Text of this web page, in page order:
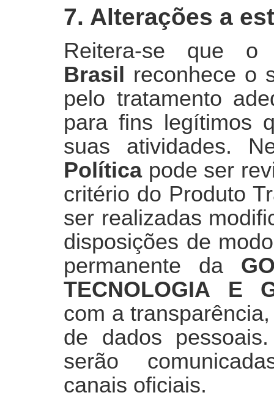
7. Alterações a
Reitera-se que
Brasil
reconhece o
pelo tratamento
para fins legítimos
suas atividades.
Políticapode ser
critério do Produto
ser realizadas
disposições de
permanente da
TECNOLOGIA E
com a
de dados
serão
canais oficiais.